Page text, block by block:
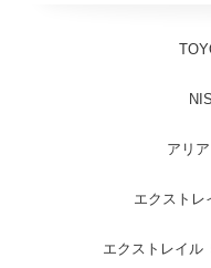
アリ
エクストレ
エクストレイル